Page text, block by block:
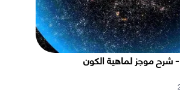
- شرح موجز لماهية الكون